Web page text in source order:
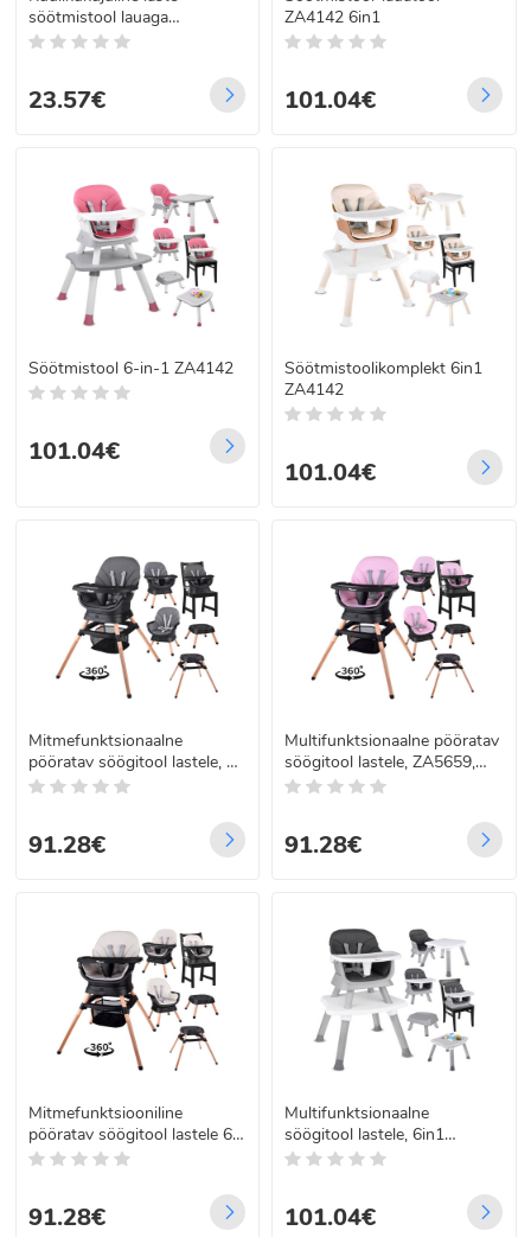
söötmistool lauaga
söömiseks ja mängimiseks,
23.57€
ZA4142 6in1
101.04€
Söötmistool 6-in-1 ZA4142
101.04€
Söötmistoolikomplekt 6in1
ZA4142
101.04€
Mitmefunktsionaalne
pööratav söögitool lastele, 6-
in-1 ZA5659
91.28€
Multifunktsionaalne pööratav
söögitool lastele, ZA5659,
6w1
91.28€
Mitmefunktsiooniline
pööratav söögitool lastele 6-
in-1 ZA5659
91.28€
Multifunktsionaalne
söögitool lastele, 6in1
ZA5664
101.04€